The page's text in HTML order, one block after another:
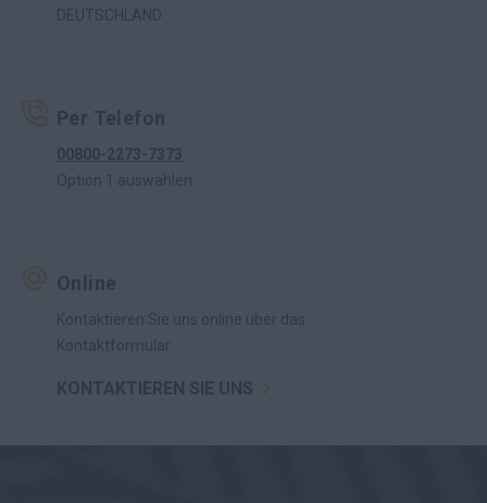
DEUTSCHLAND
Per Telefon
00800-2273-7373
Option 1 auswählen
Online
Kontaktieren Sie uns online über das
Kontaktformular.
KONTAKTIEREN SIE UNS